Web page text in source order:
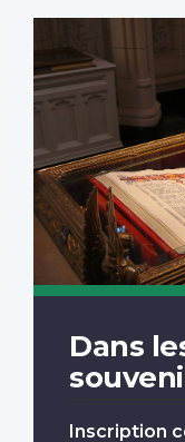
Dans
Inscription